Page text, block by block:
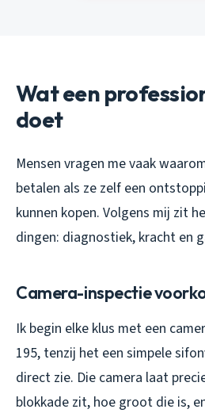
Wat een
doet
Mensen vragen me vaak
betalen als ze zelf een
kunnen kopen. Volgens mij zit
dingen: diagnostiek, kracht en
Camera-inspectie
Ik begin elke klus met een
195, tenzij het een simpele
direct zie. Die camera laat
blokkade zit, hoe groot die is,